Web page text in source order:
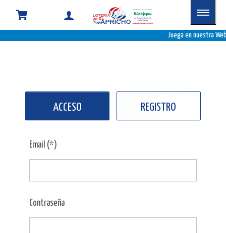
Juega en nuestra
ACCESO REGISTRO
Email (*)
Contraseña